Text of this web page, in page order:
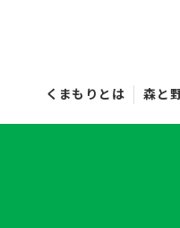
くまもりとは 森と